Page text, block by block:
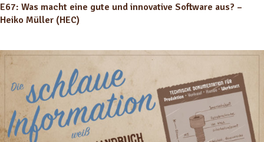
E67: Was macht eine gute und innovative Software aus? –
Heiko Müller (HEC)